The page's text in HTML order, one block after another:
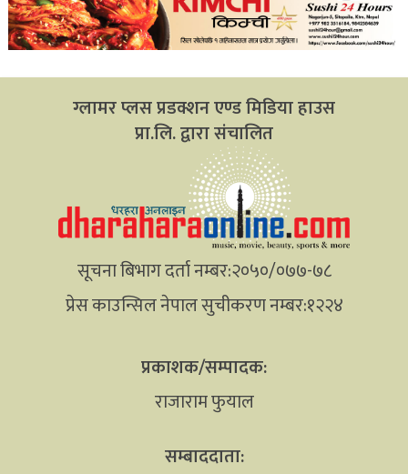
ग्लामर प्लस प्रडक्शन एण्ड मिडिया हाउस
प्रा.लि. द्वारा संचालित
सूचना बिभाग दर्ता नम्बर:२०५०/०७७-७८
प्रेस काउन्सिल नेपाल सुचीकरण नम्बर:१२२४
प्रकाशक/सम्पादक:
राजाराम फुयाल
सम्बाददाता: